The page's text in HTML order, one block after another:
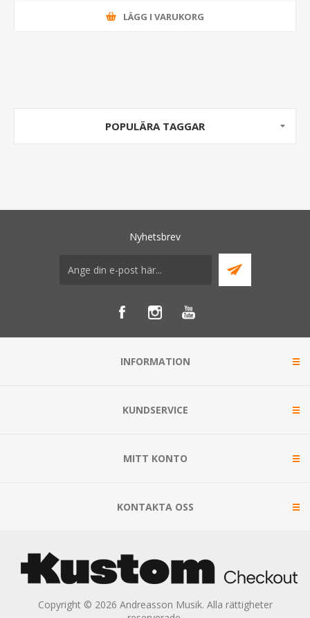
LÄGG I VARUKORG
POPULÄRA TAGGAR
Nyhetsbrev
INFORMATION
KUNDSERVICE
MITT KONTO
KONTAKTA OSS
Copyright © 2026 Andreasson Musik. Alla rättigheter